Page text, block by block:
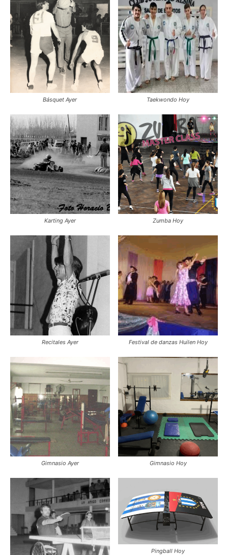
Básquet Ayer Taekwondo Hoy
Karting Ayer Zumba Hoy
Recitales Ayer Festival de danzas Huilen Hoy
Gimnasio Ayer Gimnasio Hoy
Pingball Hoy